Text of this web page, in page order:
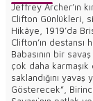
Jeffrey Archer’ın
Clifton Günlükleri,
Hikâye, 1919’da
Clifton’ın destansı
Babasının bir
çok daha karmaşık
saklandığını
Gösterecek”, Birinci